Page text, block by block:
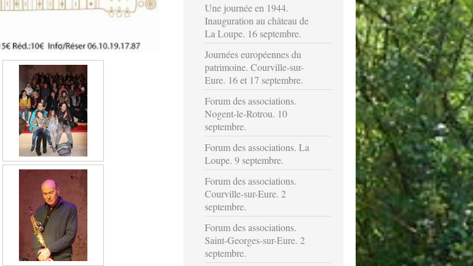
Une journée en 1944.
Inauguration au château de
La Loupe. 16 septembre.
Journées européennes du
patrimoine. Courville-sur-
Eure. 16 et 17 septembre.
Forum des associations.
Nogent-le-Rotrou. 10
septembre.
Forum des associations. La
Loupe. 9 septembre.
Forum des associations.
Courville-sur-Eure. 2
septembre.
Forum des associations.
Saint-Georges-sur-Eure. 2
septembre.